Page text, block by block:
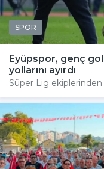
SPOR
Eyüpspor, genç
yollarını ayırdı
Süper Lig